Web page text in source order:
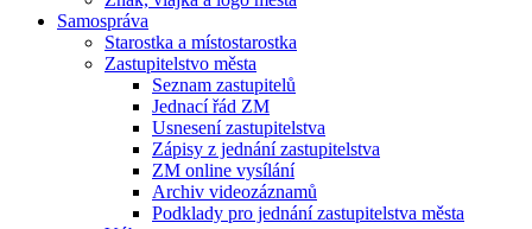
Samospráva
Starostka a místostarostka
Zastupitelstvo města
Seznam zastupitelů
Jednací řád ZM
Usnesení zastupitelstva
Zápisy z jednání zastupitelstva
ZM online vysílání
Archiv videozáznamů
Podklady pro jednání zastupitelstva města